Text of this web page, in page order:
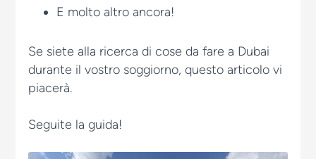
E molto altro ancora!
Se siete alla ricerca di cose da fare a Dubai
durante il vostro soggiorno, questo articolo vi
piacerà.
Seguite la guida!